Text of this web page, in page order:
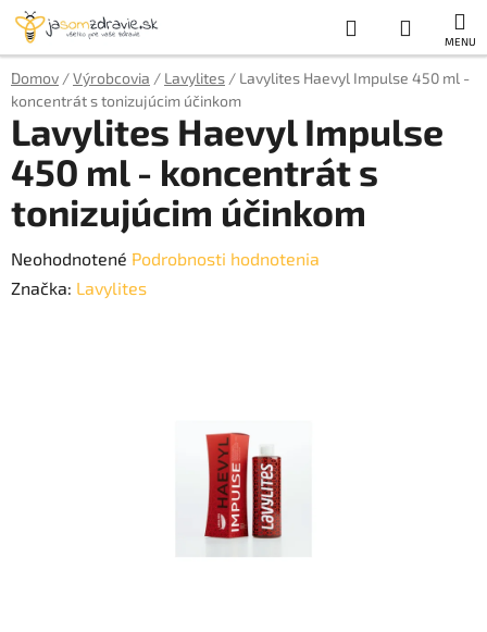
Prejsť
obsah
Hľadať
KOŠÍK
Domov /Výrobcovia / Lavylites / Lavylites Haevyl Impulse 450 ml -
koncentrát s tonizujúcim účinkom
Lavylites Haevyl Impulse
450 ml - koncentrát s
tonizujúcim účinkom
Priemerné
hodnotenie
Neohodnotené Podrobnosti hodnotenia
Značka: Lavylites